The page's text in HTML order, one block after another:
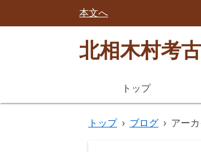
本文へ
北相木村考
トップ
トップ › ブログ › アー